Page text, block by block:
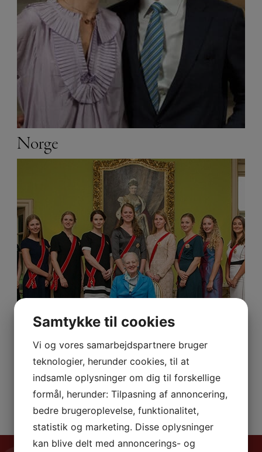
Norge
Vallø Stift
Samtykke til cookies
Vi og vores samarbejdspartnere bruger
teknologier, herunder cookies, til at
indsamle oplysninger om dig til forskellige
formål, herunder: Tilpasning af annoncering,
bedre brugeroplevelse, funktionalitet,
statistik og marketing. Disse oplysninger
kan blive delt med annoncerings- og